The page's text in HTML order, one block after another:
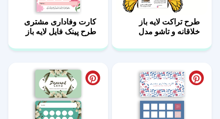
طرح تراکت لایه باز
خلاقانه و تاشو مدل
کارت وفاداری مشتری
طرح پینک فایل لایه باز